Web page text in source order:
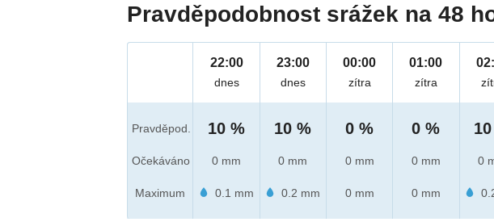
Pravděpodobnost srážek na 48
Pravděpod.
Očekáváno
Maximum
22:00
dnes
10 %
0 mm
0.1 mm
23:00
dnes
10 %
0 mm
0.2 mm
00:00
zítra
0 %
0 mm
0 mm
01:00
zítra
0 %
0 mm
0 mm
0